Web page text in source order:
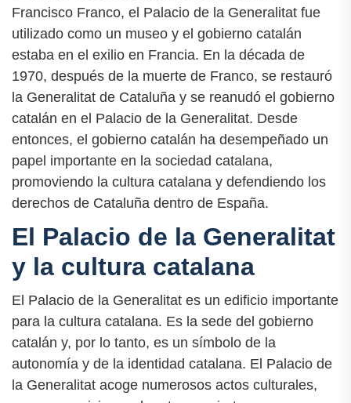
Francisco Franco, el Palacio de la Generalitat fue
utilizado como un museo y el gobierno catalán
estaba en el exilio en Francia. En la década de
1970, después de la muerte de Franco, se restauró
la Generalitat de Cataluña y se reanudó el gobierno
catalán en el Palacio de la Generalitat. Desde
entonces, el gobierno catalán ha desempeñado un
papel importante en la sociedad catalana,
promoviendo la cultura catalana y defendiendo los
derechos de Cataluña dentro de España.
El Palacio de la Generalitat
y la cultura catalana
El Palacio de la Generalitat es un edificio importante
para la cultura catalana. Es la sede del gobierno
catalán y, por lo tanto, es un símbolo de la
autonomía y de la identidad catalana. El Palacio de
la Generalitat acoge numerosos actos culturales,